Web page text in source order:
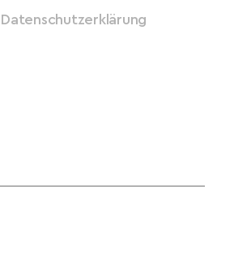
Datenschutzerklärung